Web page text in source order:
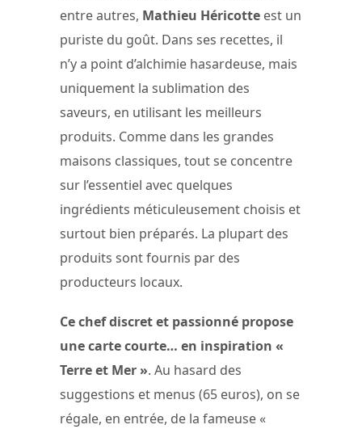
entre autres, Mathieu Héricotte est un
puriste du goût. Dans ses recettes, il
n’y a point d’alchimie hasardeuse, mais
uniquement la sublimation des
saveurs, en utilisant les meilleurs
produits. Comme dans les grandes
maisons classiques, tout se concentre
sur l’essentiel avec quelques
ingrédients méticuleusement choisis et
surtout bien préparés. La plupart des
produits sont fournis par des
producteurs locaux.
Ce chef discret et passionné propose
une carte courte… en inspiration «
Terre et Mer ». Au hasard des
suggestions et menus (65 euros), on se
régale, en entrée, de la fameuse «